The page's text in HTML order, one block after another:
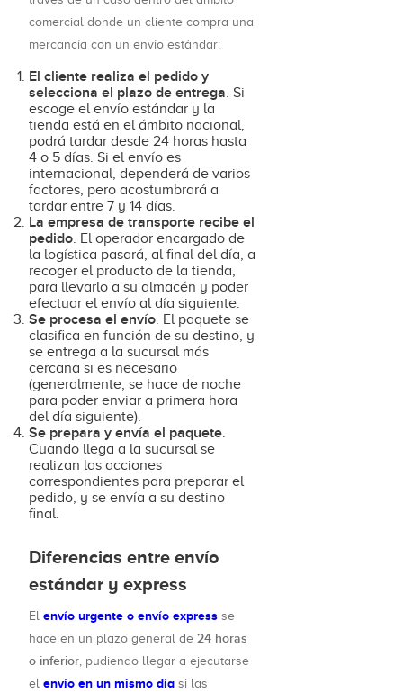
comercial donde un cliente compra una
mercancía con un envío estándar:
El cliente realiza el pedido y
selecciona el plazo de entrega. Si
escoge el envío estándar y la
tienda está en el ámbito nacional,
podrá tardar desde 24 horas hasta
4 o 5 días. Si el envío es
internacional, dependerá de varios
factores, pero acostumbrará a
tardar entre 7 y 14 días.
La empresa de transporte recibe el
pedido. El operador encargado de
la logística pasará, al final del día, a
recoger el producto de la tienda,
para llevarlo a su almacén y poder
efectuar el envío al día siguiente.
Se procesa el envío. El paquete se
clasifica en función de su destino, y
se entrega a la sucursal más
cercana si es necesario
(generalmente, se hace de noche
para poder enviar a primera hora
del día siguiente).
Se prepara y envía el paquete.
Cuando llega a la sucursal se
realizan las acciones
correspondientes para preparar el
pedido, y se envía a su destino
final.
Diferencias entre envío
estándar y express
El envío urgente o envío express se
hace en un plazo general de 24 horas
o inferior, pudiendo llegar a ejecutarse
el envío en un mismo día si las